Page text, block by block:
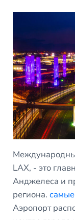
LAX, - это
Анджелеса и
региона.
Аэропорт